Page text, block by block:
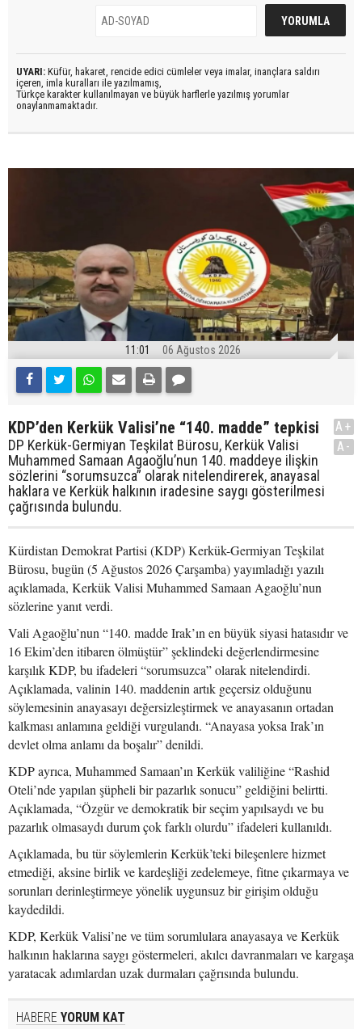
UYARI: Küfür, hakaret, rencide edici cümleler veya imalar, inançlara saldırı
içeren, imla kuralları ile yazılmamış,
Türkçe karakter kullanılmayan ve büyük harflerle yazılmış yorumlar
onaylanmamaktadır.
11:01 06 Ağustos 2026
KDP’den Kerkük Valisi’ne “140. madde” tepkisi
DP Kerkük-Germiyan Teşkilat Bürosu, Kerkük Valisi
Muhammed Samaan Agaoğlu’nun 140. maddeye ilişkin
sözlerini “sorumsuzca” olarak nitelendirerek, anayasal
haklara ve Kerkük halkının iradesine saygı gösterilmesi
çağrısında bulundu.
A+
A-
Kürdistan Demokrat Partisi (KDP) Kerkük-Germiyan Teşkilat
Bürosu, bugün (5 Ağustos 2026 Çarşamba) yayımladığı yazılı
açıklamada, Kerkük Valisi Muhammed Samaan Agaoğlu’nun
sözlerine yanıt verdi.
Vali Agaoğlu’nun “140. madde Irak’ın en büyük siyasi hatasıdır ve
16 Ekim’den itibaren ölmüştür” şeklindeki değerlendirmesine
karşılık KDP, bu ifadeleri “sorumsuzca” olarak nitelendirdi.
Açıklamada, valinin 140. maddenin artık geçersiz olduğunu
söylemesinin anayasayı değersizleştirmek ve anayasanın ortadan
kalkması anlamına geldiği vurgulandı. “Anayasa yoksa Irak’ın
devlet olma anlamı da boşalır” denildi.
KDP ayrıca, Muhammed Samaan’ın Kerkük valiliğine “Rashid
Oteli’nde yapılan şüpheli bir pazarlık sonucu” geldiğini belirtti.
Açıklamada, “Özgür ve demokratik bir seçim yapılsaydı ve bu
pazarlık olmasaydı durum çok farklı olurdu” ifadeleri kullanıldı.
Açıklamada, bu tür söylemlerin Kerkük’teki bileşenlere hizmet
etmediği, aksine birlik ve kardeşliği zedelemeye, fitne çıkarmaya ve
sorunları derinleştirmeye yönelik uygunsuz bir girişim olduğu
kaydedildi.
KDP, Kerkük Valisi’ne ve tüm sorumlulara anayasaya ve Kerkük
halkının haklarına saygı göstermeleri, akılcı davranmaları ve kargaşa
yaratacak adımlardan uzak durmaları çağrısında bulundu.
HABERE YORUM KAT